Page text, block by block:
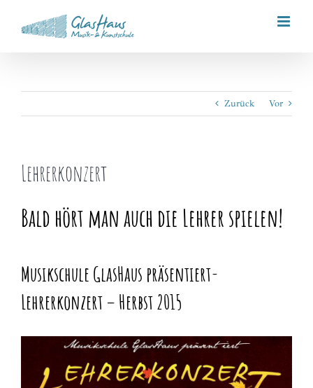
springen
Zurück Vor
Lehrerkonzert
Bald hört man auch die Lehrer spielen!
Musikschule GlasHaus präsentiert-
Lehrerkonzert – Herbst 2015